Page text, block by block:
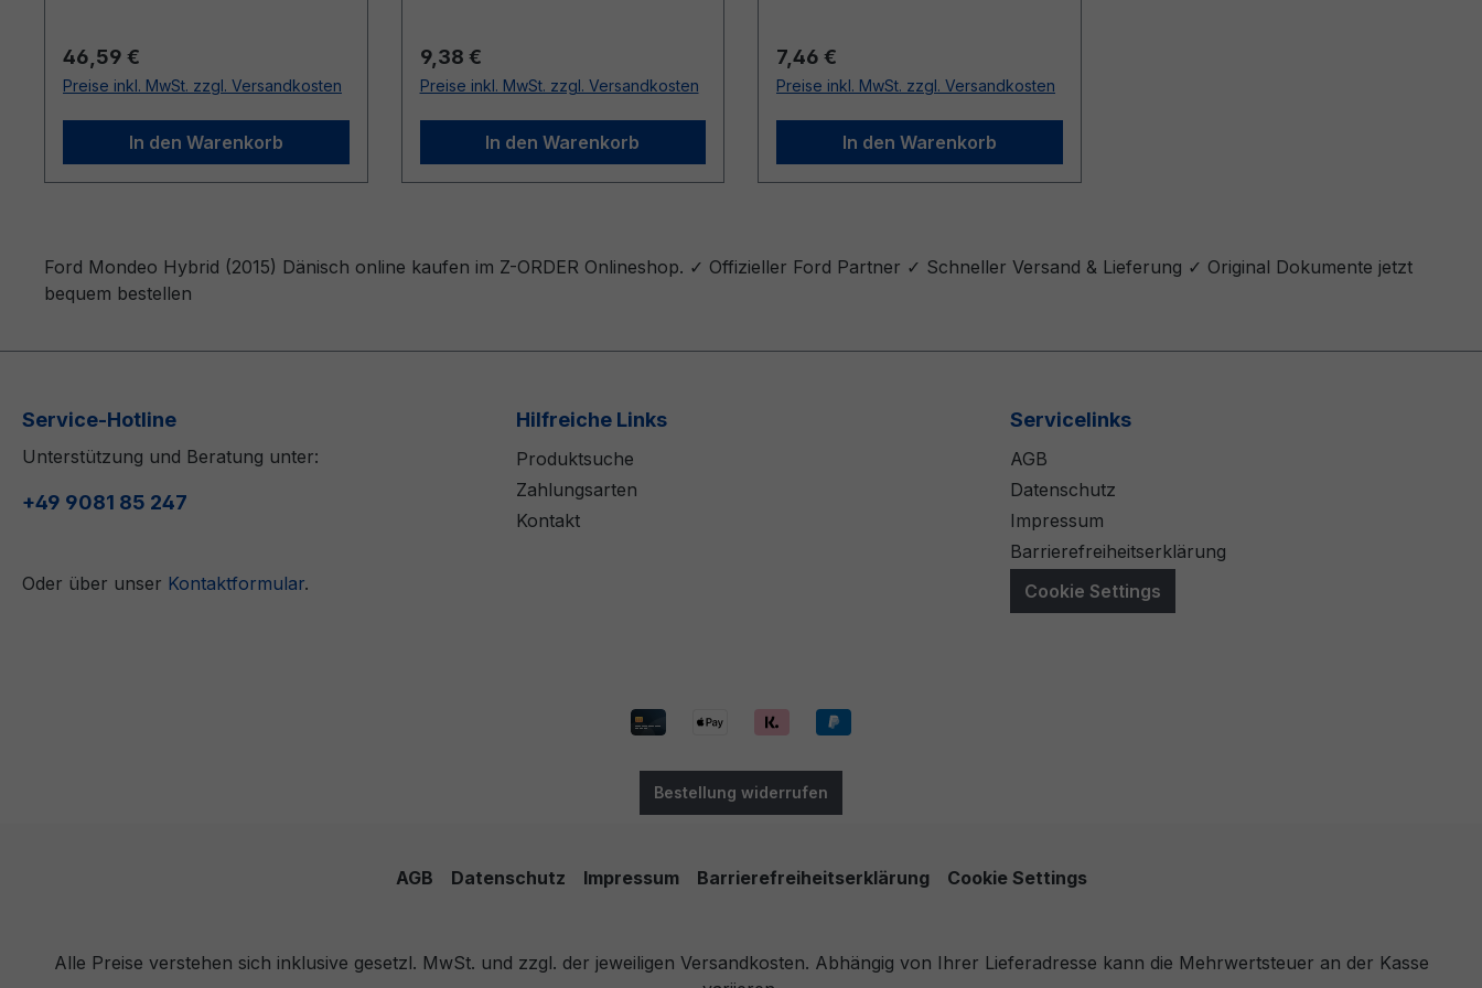
Regulärer Preis:
46,59 €
Preise inkl. MwSt. zzgl. Versandkosten
In den Warenkorb
Regulärer Preis:
9,38 €
Preise inkl. MwSt. zzgl. Versandkosten
In den Warenkorb
Regulärer Preis:
7,46 €
Preise inkl. MwSt. zzgl. Versandkosten
In den Warenkorb
Ford Mondeo Hybrid (2015) Dänisch online kaufen im Z-ORDER Onlineshop. ✓ Offizieller Ford Partner ✓ Schneller Versand & Lieferung ✓ Original Dokumente jetzt
bequem bestellen
Service-Hotline
Unterstützung und Beratung unter:
+49 9081 85 247
Oder über unser Kontaktformular.
Hilfreiche Links
Produktsuche
Zahlungsarten
Kontakt
Servicelinks
AGB
Datenschutz
Impressum
Barrierefreiheitserklärung
Cookie Settings
Bestellung widerrufen
AGB Datenschutz Impressum Barrierefreiheitserklärung Cookie Settings
Alle Preise verstehen sich inklusive gesetzl. MwSt. und zzgl. der jeweiligen Versandkosten. Abhängig von Ihrer Lieferadresse kann die Mehrwertsteuer an der Kasse